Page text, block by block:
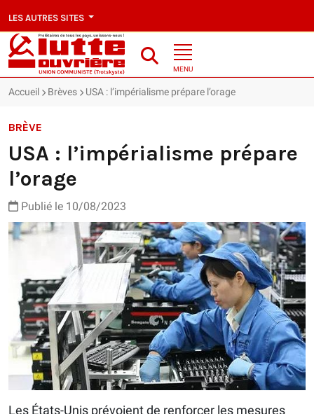
LES AUTRES SITES
MENU
Accueil Brèves USA : l’impérialisme prépare l’orage
BRÈVE
USA : l’impérialisme prépare
l’orage
Publié le 10/08/2023
Les États-Unis prévoient de renforcer les mesures